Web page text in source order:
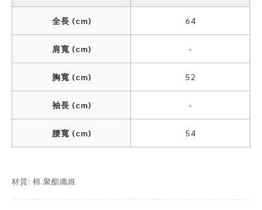
全長 (cm) 64
肩寬 (cm) -
胸寬 (cm) 52
袖長 (cm) -
腰寬 (cm) 54
材質: 棉.聚酯纖維